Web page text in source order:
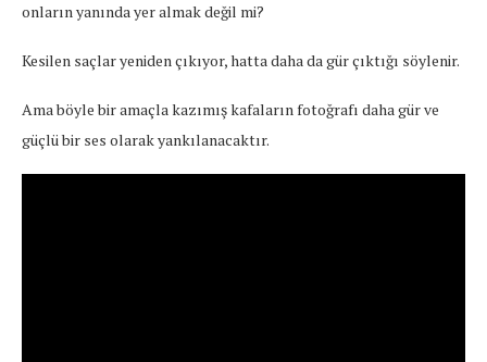
onların yanında yer almak değil mi?
Kesilen saçlar yeniden çıkıyor, hatta daha da gür çıktığı söylenir.
Ama böyle bir amaçla kazımış kafaların fotoğrafı daha gür ve
güçlü bir ses olarak yankılanacaktır.